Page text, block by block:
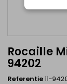
Rocaille
94202
Referentie11-